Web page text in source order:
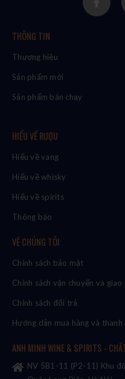
THÔNG TIN
Thương hiệu
Sản phẩm mới
Sản phẩm bán chạy
HIỂU VỀ RƯỢU
Hiểu về vang
Hiểu về whisky
Hiểu về spirits
Thông báo
VỀ CHÚNG TÔI
Chính sách bảo mật
Chính sách vận chuyển và giao
Chính sách đổi trả
Hướng dẫn mua hàng và thanh
ANH MINH WINE & SPIRITS -
NV 5B1-11 (P2-11) Khu